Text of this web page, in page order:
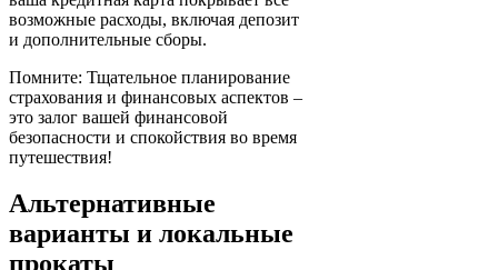
возможные расходы, включая депозит
и дополнительные сборы.
Помните: Тщательное планирование
страхования и финансовых аспектов –
это залог вашей финансовой
безопасности и спокойствия во время
путешествия!
Альтернативные
варианты и локальные
прокаты